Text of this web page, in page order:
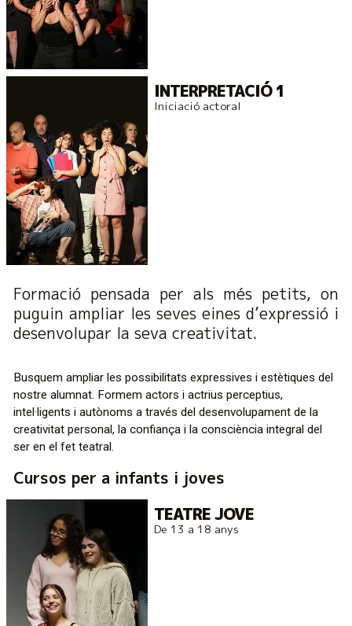
INTERPRETACIÓ 1
Iniciació actoral
Formació pensada per als més petits, on
puguin ampliar les seves eines d’expressió i
desenvolupar la seva creativitat.
Busquem ampliar les possibilitats expressives i estètiques del
nostre alumnat. Formem actors i actrius perceptius,
intel·ligents i autònoms a través del desenvolupament de la
creativitat personal, la confiança i la consciència integral del
ser en el fet teatral.
Cursos per a infants i joves
TEATRE JOVE
De 13 a 18 anys